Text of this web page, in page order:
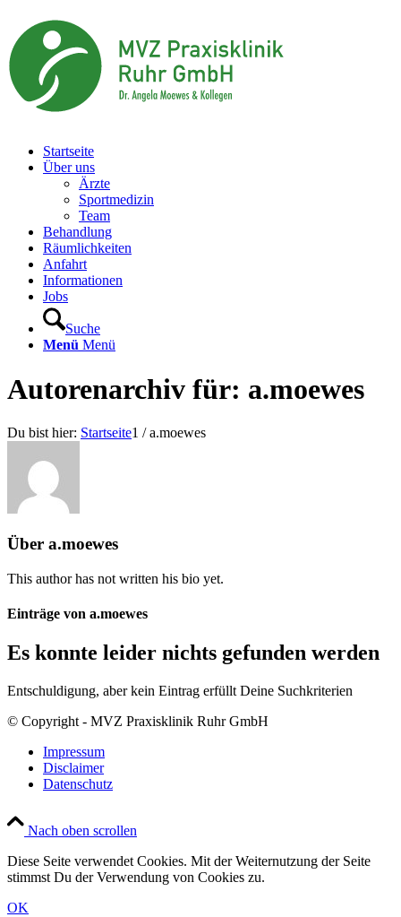
Startseite
Über uns
Ärzte
Sportmedizin
Team
Behandlung
Räumlichkeiten
Anfahrt
Informationen
Jobs
Suche
Menü Menü
Autorenarchiv für: a.moewes
Du bist hier: Startseite1 / a.moewes
Über a.moewes
This author has not written his bio yet.
Einträge von a.moewes
Es konnte leider nichts gefunden werden
Entschuldigung, aber kein Eintrag erfüllt Deine Suchkriterien
© Copyright - MVZ Praxisklinik Ruhr GmbH
Impressum
Disclaimer
Datenschutz
Nach oben scrollen
Diese Seite verwendet Cookies. Mit der Weiternutzung der Seite
stimmst Du der Verwendung von Cookies zu.
OK